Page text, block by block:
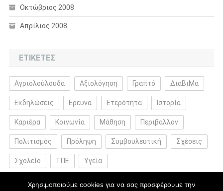
Οκτώβριος 2008
Απρίλιος 2008
ΕΤΙΚΈΤΕΣ
Αγριολούλουδα Αξιολόγηση Γραπτό ΔιαΒιΜα
Εκδηλώσεις Ερευνα Ετερότητα Ιστορία
Καριέρα Κοινωνία Μάθηση Περιβάλλον
Πολιτισμός Πρόληψη Συμβουλευτική Σχέσεις
Σχολείο ΤΠΕ Υγεία
Χρησιμοποιούμε cookies για να σας προσφέρουμε την